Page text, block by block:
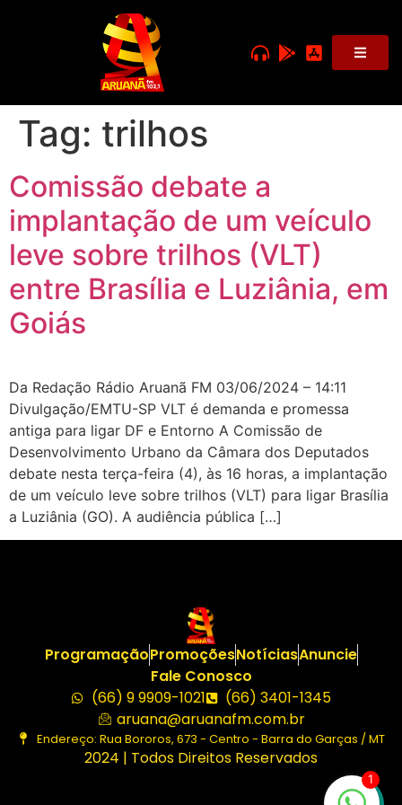
Tag: trilhos
Comissão debate a
implantação de um veículo
leve sobre trilhos (VLT)
entre Brasília e Luziânia, em
Goiás
Da Redação Rádio Aruanã FM 03/06/2024 – 14:11
Divulgação/EMTU-SP VLT é demanda e promessa
antiga para ligar DF e Entorno A Comissão de
Desenvolvimento Urbano da Câmara dos Deputados
debate nesta terça-feira (4), às 16 horas, a implantação
de um veículo leve sobre trilhos (VLT) para ligar Brasília
a Luziânia (GO). A audiência pública […]
ProgramaçãoPromoçõesNotíciasAnuncie
Fale Conosco
(66) 9 9909-1021
(66) 3401-1345
aruana@aruanafm.com.br
Endereço: Rua Bororos, 673 - Centro - Barra do Garças / MT
2024 | Todos Direitos Reservados
1